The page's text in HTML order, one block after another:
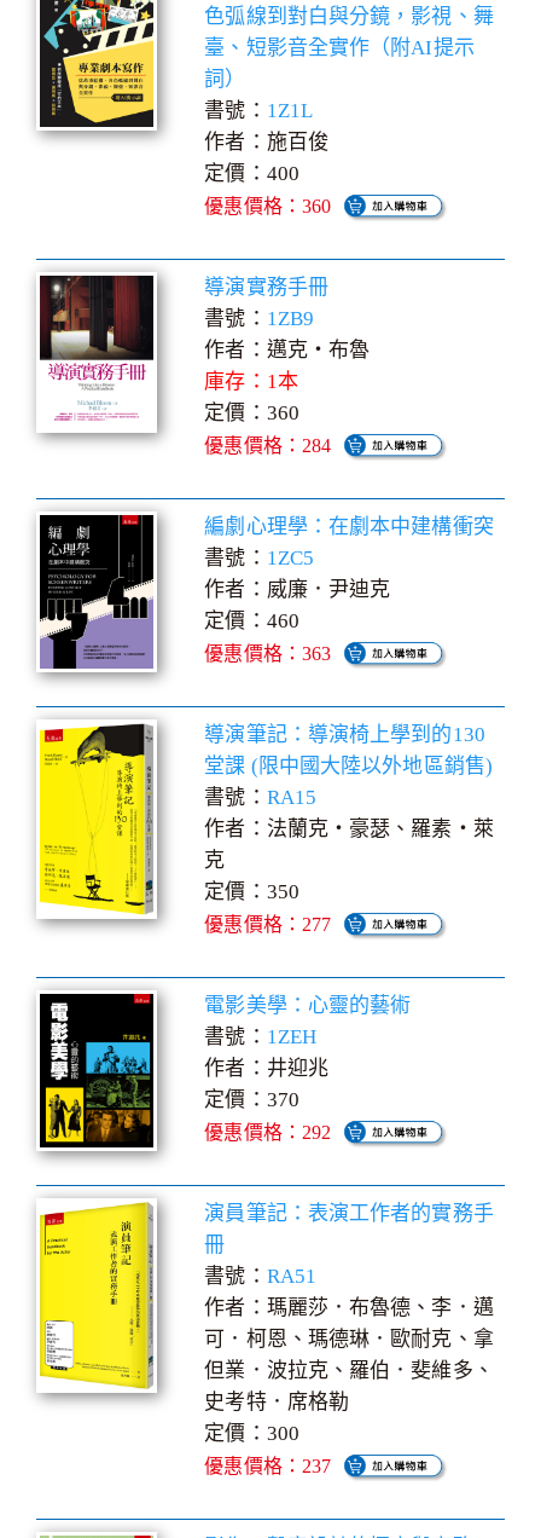
色弧線到對白與分鏡，影視、舞
臺、短影音全實作（附AI提示
詞）
書號： 1Z1L
作者：施百俊
定價：400
優惠價格：360
導演實務手冊
書號： 1ZB9
作者：邁克‧布魯
庫存：1本
定價：360
優惠價格：284
編劇心理學：在劇本中建構衝突
書號： 1ZC5
作者：威廉．尹迪克
定價：460
優惠價格：363
導演筆記：導演椅上學到的130
堂課 (限中國大陸以外地區銷售)
書號： RA15
作者：法蘭克‧豪瑟、羅素‧萊
克
定價：350
優惠價格：277
電影美學：心靈的藝術
書號： 1ZEH
作者：井迎兆
定價：370
優惠價格：292
演員筆記：表演工作者的實務手
冊
書號： RA51
作者：瑪麗莎．布魯德、李．邁
可．柯恩、瑪德琳．歐耐克、拿
但業．波拉克、羅伯．斐維多、
史考特．席格勒
定價：300
優惠價格：237